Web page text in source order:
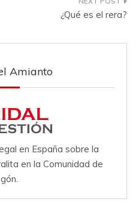
¿Qué es el rera?
Amianto
en España sobre la
en la Comunidad de